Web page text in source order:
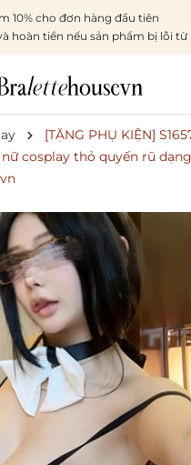
10% cho đơn hàng đầu tiên
hoàn tiền nếu sản phẩm bị lỗi từ
[TẶNG PHỤ KIỆN]
cosplay thỏ quyến rũ